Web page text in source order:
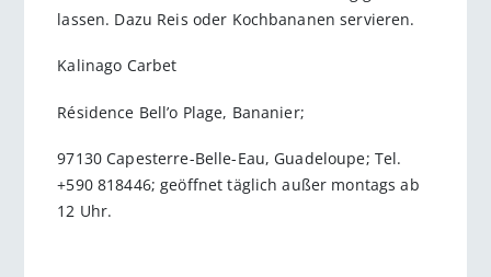
lassen. Dazu Reis oder Kochbananen servieren.
Kalinago Carbet
Résidence Bell’o Plage, Bananier;
97130 Capesterre-Belle-Eau, Guadeloupe; Tel.
+590 818446; geöffnet täglich außer montags ab
12 Uhr.